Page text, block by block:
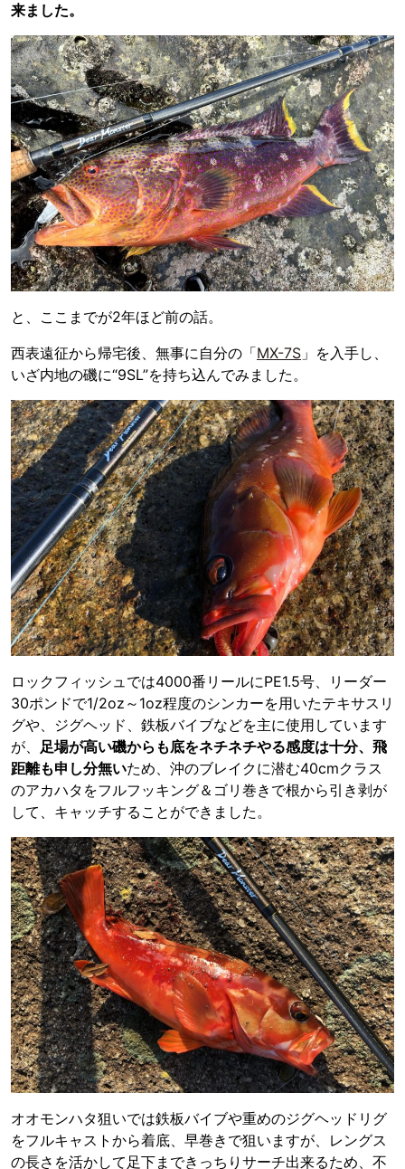
来ました。
と、ここまでが2年ほど前の話。
西表遠征から帰宅後、無事に自分の「MX-7S 」を入手し、
いざ内地の磯に“9SL”を持ち込んでみました。
ロックフィッシュでは4000番リールにPE1.5号、リーダー
30ポンドで1/2oz～1oz程度のシンカーを用いたテキサスリ
グや、ジグヘッド、鉄板バイブなどを主に使用しています
が、 足場が高い磯からも底をネチネチやる感度は十分、飛
距離も申し分無いため、沖のブレイクに潜む40cmクラス
のアカハタをフルフッキング＆ゴリ巻きで根から引き剥が
して、キャッチすることができました。
オオモンハタ狙いでは鉄板バイブや重めのジグヘッドリグ
をフルキャストから着底、早巻きで狙いますが、レングス
の長さを活かして足下まできっちりサーチ出来るため、不